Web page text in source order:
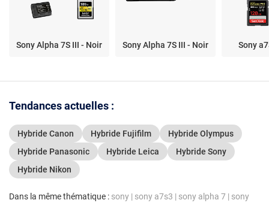
Sony Alpha 7S III - Noir Sony Alpha 7S III - Noir Sony
Tendances actuelles :
Hybride Canon Hybride Fujifilm
Hybride Olympus
Hybride Panasonic
Hybride Leica
Hybride Sony
Hybride Nikon
Dans la même thématique : sony | sony a7s3 | sony alpha 7 | sony